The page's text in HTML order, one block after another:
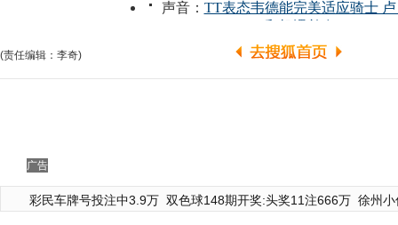
(责任编辑：李奇)
广告
彩民车牌号投注中3.9万 双色球148期开奖:头奖11注666万 徐州